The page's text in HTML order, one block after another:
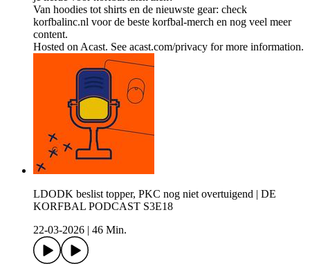
Van hoodies tot shirts en de nieuwste gear: check
korfbalinc.nl voor de beste korfbal-merch en nog veel meer
content.
Hosted on Acast. See acast.com/privacy for more information.
LDODK beslist topper, PKC nog niet overtuigend | DE
KORFBAL PODCAST S3E18
22-03-2026
46 Min.